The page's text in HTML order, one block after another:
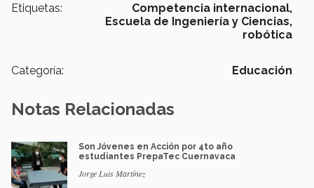
Etiquetas:
Competencia internacional,
Escuela de Ingeniería y Ciencias,
robótica
Categoría: Educación
Notas Relacionadas
Son Jóvenes en Acción por 4to año
estudiantes PrepaTec Cuernavaca
Jorge Luis Martínez